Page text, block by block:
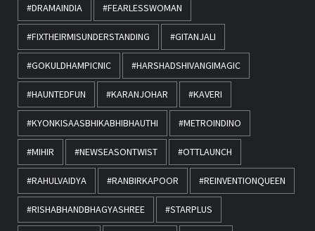
#DRAMAINDIA #FEARLESSWOMAN
#FIXTHEIRMISUNDERSTANDING #GITANJALI
#GOKULDHAMPICNIC #HARSHADSHIVANGIMAGIC
#HAUNTEDFUN #KARANJOHAR #KAVERI
#KYONKISAASBHIKABHIBHAUTHI #METROINDINO
#MIHIR #NEWSEASONTWIST #OTTLAUNCH
#RAHULVAIDYA #RANBIRKAPOOR #REINVENTIONQUEEN
#RISHABHANDBHAGYASHREE #STARPLUS